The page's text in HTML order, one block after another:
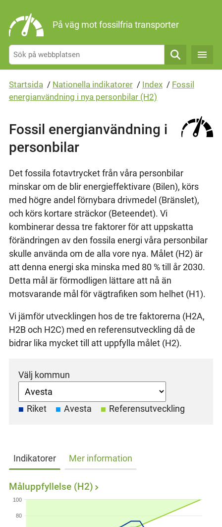
På väg mot fossilfria transporter
Sök
Startsida / Nationella indikatorer / Index / Fossil
energianvändning i nya personbilar (H2)
Fossil energianvändning i
personbilar
Det fossila fotavtrycket från våra personbilar
minskar om de blir energieffektivare (Bilen), körs
med högre andel förnybara drivmedel (Bränslet),
och körs kortare sträckor (Beteendet). Vi
kombinerar dessa tre faktorer för att uppskatta
förändringen av den fossila energi våra personbilar
skulle använda om de alla vore nya. Målet (H2) är
att denna energi ska minska med 80 % till år 2030.
Detta mål är förmodligen lättare att nå än
motsvarande mål för vägtrafiken som helhet (H1).
Vi jämför utvecklingen hos de tre faktorerna (H2A,
H2B och H2C) med en referensutveckling då de
bidrar lika mycket till att uppfylla målet (H2).
Välj kommun
Riket Avesta Referensutveckling
Indikatorer Mer information
80
100
Måluppfyllelse (H2)